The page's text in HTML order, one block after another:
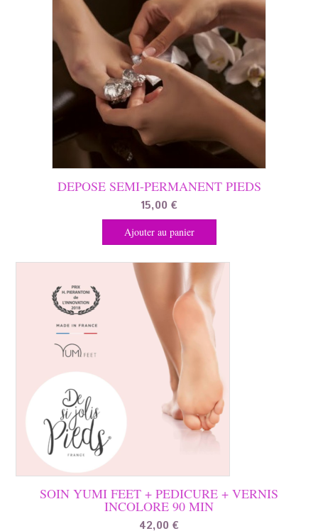
DEPOSE SEMI-PERMANENT PIEDS
15,00 €
Ajouter au panier
SOIN YUMI FEET + PEDICURE + VERNIS
INCOLORE 90 MIN
42,00 €